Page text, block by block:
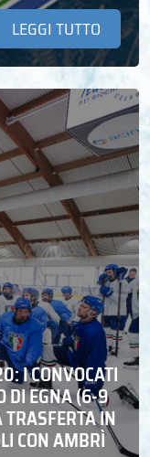
LEGGI TUTTO
I CONVOCATI
DI EGNA (6-9
TRASFERTA IN
CON AMBRÌ